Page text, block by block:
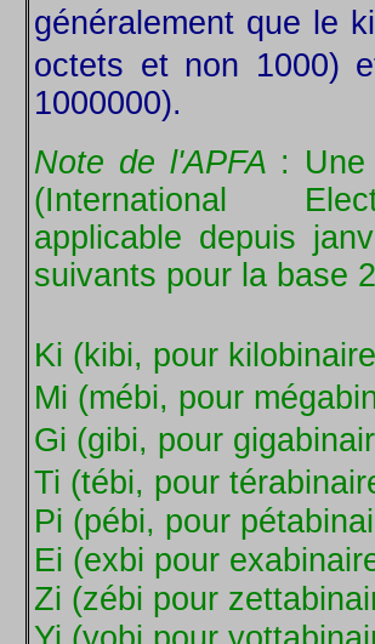
généralement que le
octets et non 1000)
1000000).
Note de l'APFA : Une
(International
applicable depuis
suivants pour la base
Ki (kibi, pour
Mi (mébi, pour
Gi (gibi, pour
Ti (tébi, pour
Pi (pébi, pour
Ei (exbi pour
Zi (zébi pour